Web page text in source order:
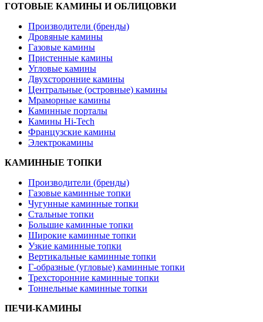
ГОТОВЫЕ КАМИНЫ И ОБЛИЦОВКИ
Производители (бренды)
Дровяные камины
Газовые камины
Пристенные камины
Угловые камины
Двухсторонние камины
Центральные (островные) камины
Мраморные камины
Каминные порталы
Камины Hi-Tech
Французские камины
Электрокамины
КАМИННЫЕ ТОПКИ
Производители (бренды)
Газовые каминные топки
Чугунные каминные топки
Стальные топки
Большие каминные топки
Широкие каминные топки
Узкие каминные топки
Вертикальные каминные топки
Г-образные (угловые) каминные топки
Трехсторонние каминные топки
Тоннельные каминные топки
ПЕЧИ-КАМИНЫ